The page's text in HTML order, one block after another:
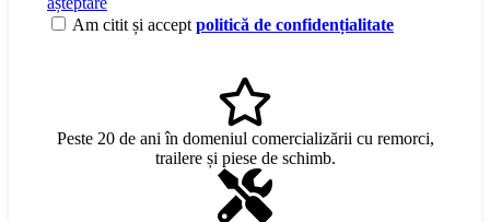
Am citit și accept politică de confidențialitate
Peste 20 de ani în domeniul comercializării cu remorci,
trailere și piese de schimb.